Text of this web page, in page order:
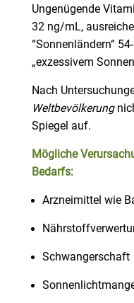
Ungenügende
32 ng/mL,
“Sonnenländern“
„exzessivem
Nach
Weltbevölkerung
Spiegel auf.
Mögliche
Bedarfs:
Arzneimittel wie
Schwangerschaft